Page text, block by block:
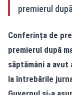
premierul
Conferința de
premierul după
săptămâni a
la întrebările